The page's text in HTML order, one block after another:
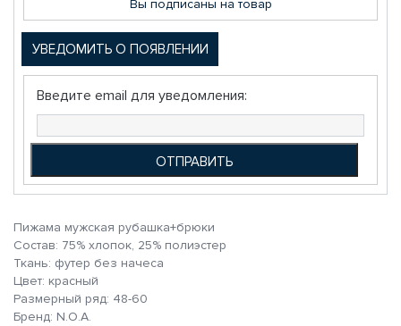
Вы подписаны на товар
УВЕДОМИТЬ О ПОЯВЛЕНИИ
Введите email для уведомления:
Пижама мужская рубашка+брюки
Состав: 75% хлопок, 25% полиэстер
Ткань: футер без начеса
Цвет: красный
Размерный ряд: 48-60
Бренд: N.O.A.